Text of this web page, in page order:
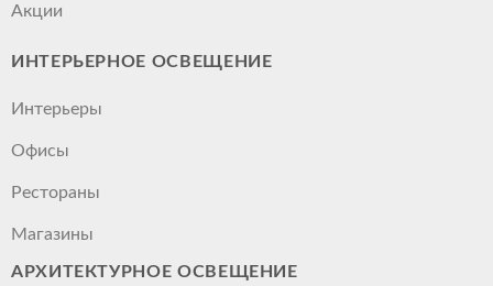
Акции
ИНТЕРЬЕРНОЕ ОСВЕЩЕНИЕ
Интерьеры
Офисы
Рестораны
Магазины
АРХИТЕКТУРНОЕ ОСВЕЩЕНИЕ